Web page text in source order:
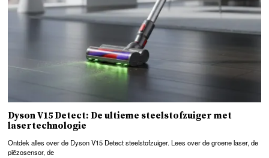
Dyson V15 Detect: De ultieme steelstofzuiger met
lasertechnologie
Ontdek alles over de Dyson V15 Detect steelstofzuiger. Lees over de groene laser, de
piëzosensor, de